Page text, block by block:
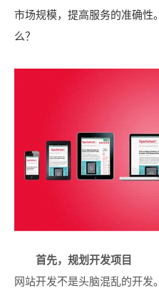
市场规模，提高服务的准确性
么？
首先，规划开发项目
网站开发不是头脑混乱的开发